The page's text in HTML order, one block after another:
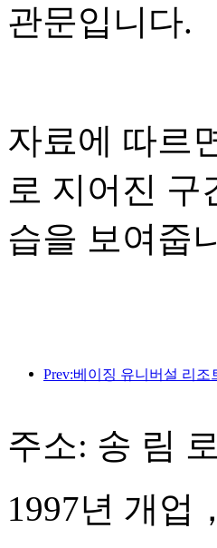
관문입니다.
자료에 따르
로 지어진
습을 보여줍
주소: 송 림
1997년 개업